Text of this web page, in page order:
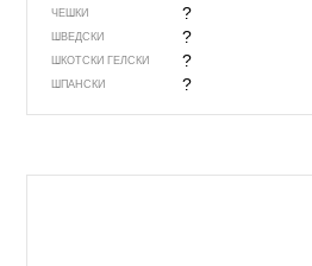
ЧЕШКИ ?
ШВЕДСКИ ?
ШКОТСКИ ГЕЛСКИ ?
ШПАНСКИ ?